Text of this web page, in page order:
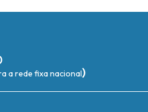
a rede fixa nacional)